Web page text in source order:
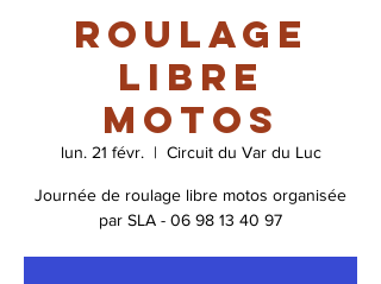
Roulage
libre
motos
lun. 21 févr.
  |
Circuit du Var du Luc
Journée de roulage libre motos organisée
par SLA - 06 98 13 40 97